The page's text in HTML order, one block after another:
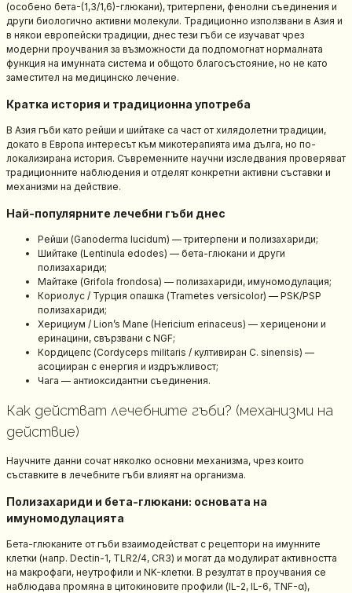
(особено бета-(1,3/1,6)-глюкани), тритерпени, фенолни съединения и
други биологично активни молекули. Традиционно използвани в Азия и
в някои европейски традиции, днес тези гъби се изучават чрез
модерни проучвания за възможности да подпомогнат нормалната
функция на имунната система и общото благосъстояние, но не като
заместител на медицинско лечение.
Кратка история и традиционна употреба
В Азия гъби като рейши и шийтаке са част от хилядолетни традиции,
докато в Европа интересът към микотерапията има дълга, но по-
локализирана история. Съвременните научни изследвания проверяват
традиционните наблюдения и отделят конкретни активни съставки и
механизми на действие.
Най-популярните лечебни гъби днес
Рейши (Ganoderma lucidum) — тритерпени и полизахариди;
Шийтаке (Lentinula edodes) — бета-глюкани и други
полизахариди;
Майтаке (Grifola frondosa) — полизахариди, имуномодулация;
Кориолус / Турция опашка (Trametes versicolor) — PSK/PSP
полизахариди;
Херициум / Lion’s Mane (Hericium erinaceus) — хериценони и
еринацини, свързвани с NGF;
Кордицепс (Cordyceps militaris / култивиран C. sinensis) —
асоцииран с енергия и издръжливост;
Чага — антиоксидантни съединения.
Как действат лечебните гъби? (механизми на
действие)
Научните данни сочат няколко основни механизма, чрез които
съставките в лечебните гъби влияят на организма.
Полизахариди и бета-глюкани: основата на
имуномодулацията
Бета-глюканите от гъби взаимодействат с рецептори на имунните
клетки (напр. Dectin-1, TLR2/4, CR3) и могат да модулират активността
на макрофаги, неутрофили и NK-клетки. В резултат в проучвания се
наблюдава промяна в цитокиновите профили (IL-2, IL-6, TNF-α),